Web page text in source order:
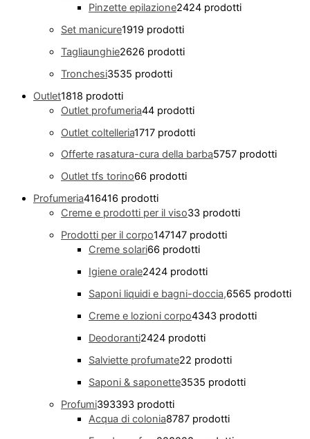
Pinzette epilazione2424 prodotti
Set manicure1919 prodotti
Tagliaunghie2626 prodotti
Tronchesi3535 prodotti
Outlet1818 prodotti
Outlet profumeria44 prodotti
Outlet coltelleria1717 prodotti
Offerte rasatura-cura della barba5757 prodotti
Outlet tfs torino66 prodotti
Profumeria416416 prodotti
Creme e prodotti per il viso33 prodotti
Prodotti per il corpo147147 prodotti
Creme solari66 prodotti
Igiene orale2424 prodotti
Saponi liquidi e bagni-doccia,6565 prodotti
Creme e lozioni corpo4343 prodotti
Deodoranti2424 prodotti
Salviette profumate22 prodotti
Saponi & saponette3535 prodotti
Profumi393393 prodotti
Acqua di colonia8787 prodotti